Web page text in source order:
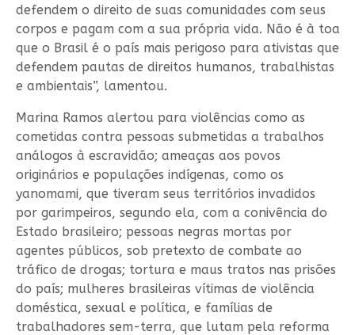
defendem o direito de suas comunidades com seus
corpos e pagam com a sua própria vida. Não é à toa
que o Brasil é o país mais perigoso para ativistas que
defendem pautas de direitos humanos, trabalhistas
e ambientais”, lamentou.
Marina Ramos alertou para violências como as
cometidas contra pessoas submetidas a trabalhos
análogos à escravidão; ameaças aos povos
originários e populações indígenas, como os
yanomami, que tiveram seus territórios invadidos
por garimpeiros, segundo ela, com a conivência do
Estado brasileiro; pessoas negras mortas por
agentes públicos, sob pretexto de combate ao
tráfico de drogas; tortura e maus tratos nas prisões
do país; mulheres brasileiras vítimas de violência
doméstica, sexual e política, e famílias de
trabalhadores sem-terra, que lutam pela reforma